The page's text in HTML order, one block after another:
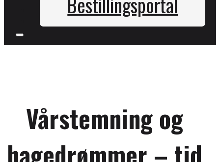
Vårstemning og
hagedrømmer – tid